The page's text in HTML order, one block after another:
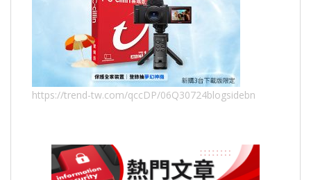
https://trend-tw.com/qccDP/06Q30724blogsidebn